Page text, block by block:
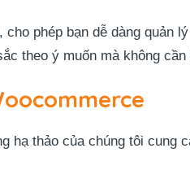
phép bạn dễ dàng quản
theo ý muốn mà không cần
thảo của chúng tôi cung